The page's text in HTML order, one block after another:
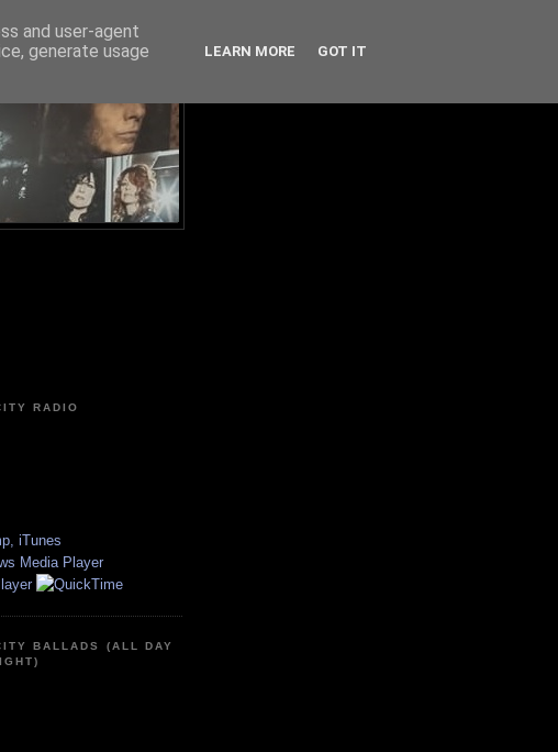
RADIO
BALLADS (ALL DAY
and user-agent
generate usage
LEARN MORE GOT IT